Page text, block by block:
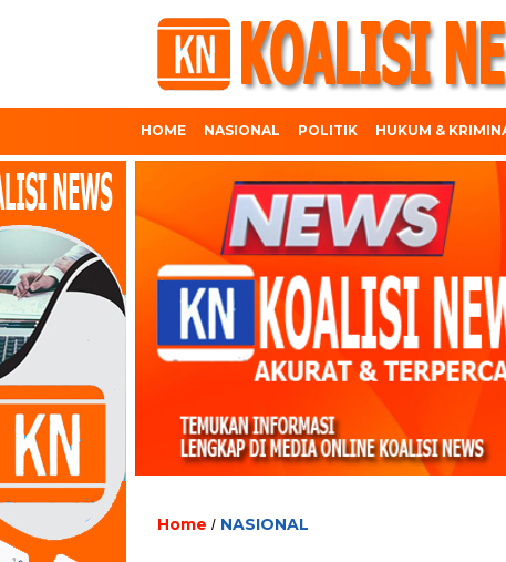
HOME NASIONAL POLITIK HUKUM &
Home / NASIONAL